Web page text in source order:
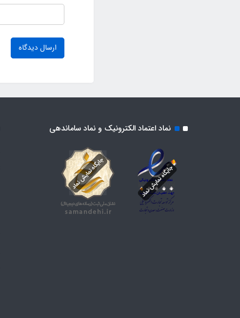
ارسال دیدگاه
نماد اعتماد الکترونیک و نماد ساماندهی